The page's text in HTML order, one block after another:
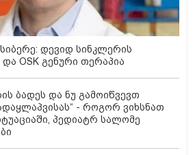
დევიდ სინკლერის
OSK გენური თერაპია
ბადეს და ნუ გამოიწვევთ
- როგორ ვიხსნათ
პედიატრ სალომე